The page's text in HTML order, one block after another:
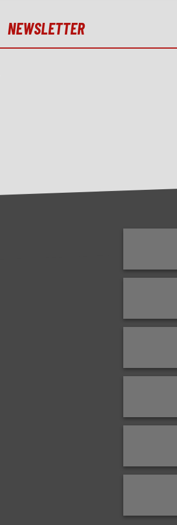
NEWSLETTER